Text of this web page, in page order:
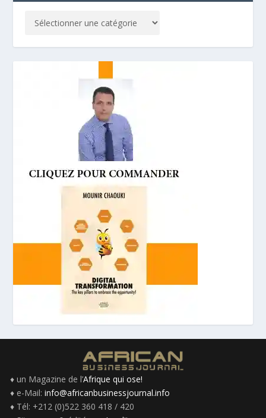
♦ un Magazine de l’Afrique qui ose!
♦ e-Mail: info@africanbusinessjournal.info
♦ Tél: +212 (0)522 360 418 / 420